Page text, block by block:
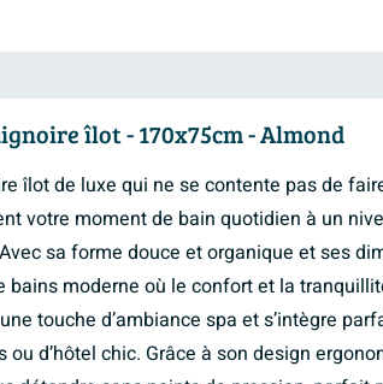
îlot - 170x75cm - Almond
îlot de luxe qui ne se contente pas de
votre moment de bain quotidien à un
sa forme douce et organique et ses
moderne où le confort et la
touche d’ambiance spa et s’intègre
d’hôtel chic. Grâce à son design